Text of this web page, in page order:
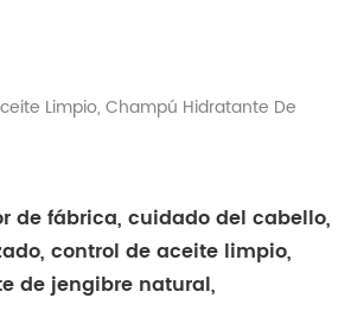
Limpio, Champú Hidratante De
de fábrica, cuidado del cabello,
control de aceite limpio,
de jengibre natural,